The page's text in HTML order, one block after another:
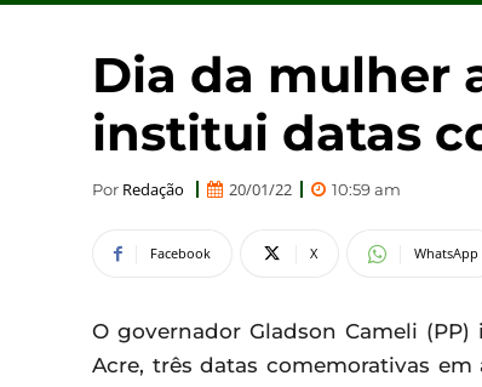
Dia da mulher
institui datas
Por Redação 20/01/22 10:59 am
Facebook X WhatsApp
O governador Gladson Cameli
Acre, três datas comemorativas